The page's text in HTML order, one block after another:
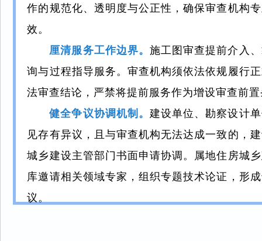
作的规范化、透明度与公正性，确保审查机构
效。
厘清服务工作边界。 施工图审查提前介入
询与过程指导服务。审查机构须依法依规履行
法审查结论，严禁将提前服务作为增设审查前
健全争议协调机制。 建设单位、勘察设计
见存有异议，且与审查机构无法达成一致的，
城乡建设主管部门书面申请协调。属地住房城
库邀请相关领域专家，组织专题技术论证，形
议。